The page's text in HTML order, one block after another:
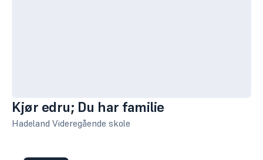
Kjør edru; Du har familie
Hadeland Videregående skole